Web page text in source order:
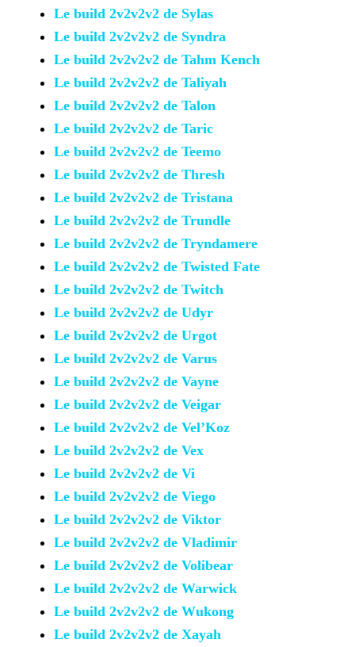
Le build 2v2v2v2 de Sylas
Le build 2v2v2v2 de Syndra
Le build 2v2v2v2 de Tahm Kench
Le build 2v2v2v2 de Taliyah
Le build 2v2v2v2 de Talon
Le build 2v2v2v2 de Taric
Le build 2v2v2v2 de Teemo
Le build 2v2v2v2 de Thresh
Le build 2v2v2v2 de Tristana
Le build 2v2v2v2 de Trundle
Le build 2v2v2v2 de Tryndamere
Le build 2v2v2v2 de Twisted Fate
Le build 2v2v2v2 de Twitch
Le build 2v2v2v2 de Udyr
Le build 2v2v2v2 de Urgot
Le build 2v2v2v2 de Varus
Le build 2v2v2v2 de Vayne
Le build 2v2v2v2 de Veigar
Le build 2v2v2v2 de Vel’Koz
Le build 2v2v2v2 de Vex
Le build 2v2v2v2 de Vi
Le build 2v2v2v2 de Viego
Le build 2v2v2v2 de Viktor
Le build 2v2v2v2 de Vladimir
Le build 2v2v2v2 de Volibear
Le build 2v2v2v2 de Warwick
Le build 2v2v2v2 de Wukong
Le build 2v2v2v2 de Xayah